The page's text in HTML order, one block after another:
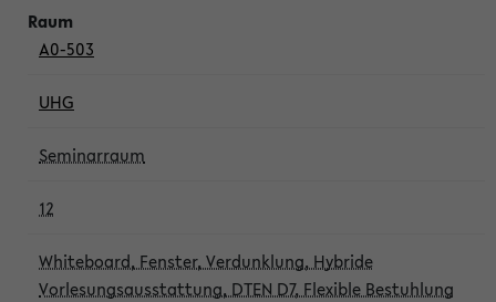
A0-503
UHG
Seminarraum
12
Whiteboard, Fenster, Verdunklung, Hybride
Vorlesungsausstattung, DTEN D7, Flexible Bestuhlung